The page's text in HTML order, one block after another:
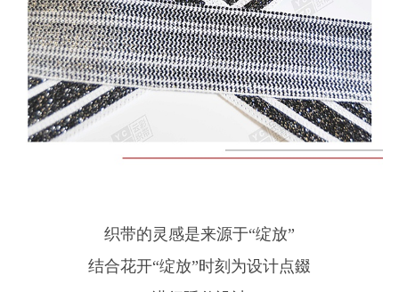
织带的灵感是来源于“绽放”
结合花开“绽放”时刻为设计点錣